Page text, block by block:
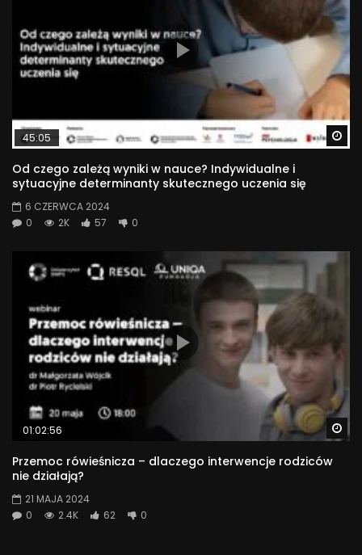
45:05
Od czego zależą wyniki w nauce? Indywidualne i
sytuacyjne determinanty skutecznego uczenia się
6 CZERWCA 2024
0
2K 57 0
01:02:56
Przemoc rówieśnicza – dlaczego interwencje rodziców
nie działają?
21 MAJA 2024
0
2.4K 62 0